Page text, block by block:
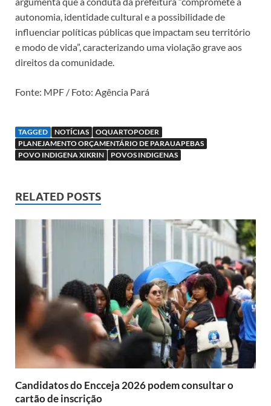
autonomia, identidade cultural e a possibilidade de
influenciar políticas públicas que impactam seu território
e modo de vida”, caracterizando uma violação grave aos
direitos da comunidade.
Fonte: MPF / Foto: Agência Pará
TAGGED NOTÍCIAS
OQUARTOPODER
PLANEJAMENTO ORÇAMENTÁRIO DE PARAUAPEBAS
POVO INDIGENA XIKRIN
POVOS INDIGENAS
RELATED POSTS
Candidatos do Encceja 2026 podem consultar o
cartão de inscrição